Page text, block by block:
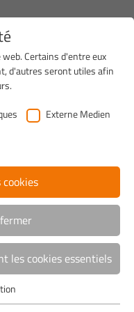
Certains d'entre eux
d'autres seront utiles afin
Externe Medien
les cookies essentiels